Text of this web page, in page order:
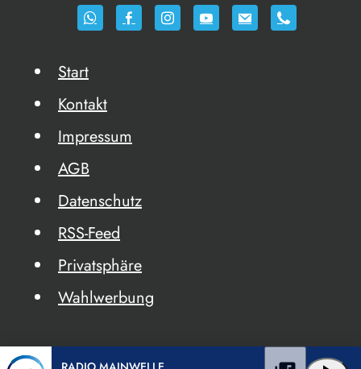
Start
Kontakt
Impressum
AGB
Datenschutz
RSS-Feed
Privatsphäre
Wahlwerbung